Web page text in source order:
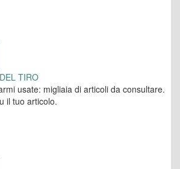
TIRO
usate: migliaia di articoli da consultare.
il tuo articolo.